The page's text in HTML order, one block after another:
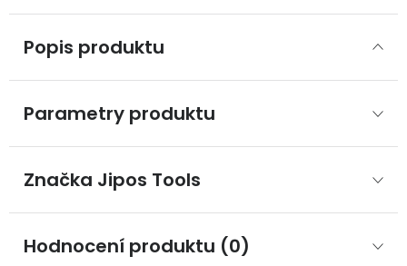
Popis produktu
Parametry produktu
Značka Jipos Tools
Hodnocení produktu (0)